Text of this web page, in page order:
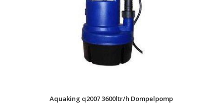
Aquaking q2007 3600ltr/h Dompelpomp